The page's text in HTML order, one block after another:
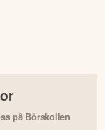
på Börskollen